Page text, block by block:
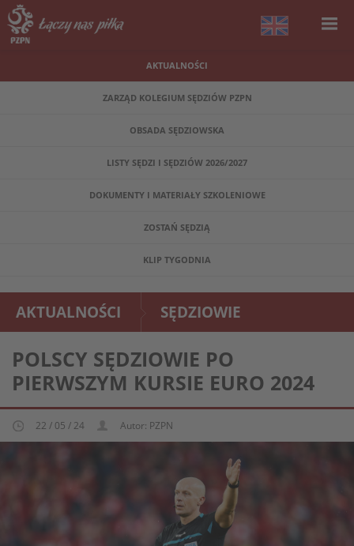
AKTUALNOŚCI
ZARZĄD KOLEGIUM SĘDZIÓW PZPN
OBSADA SĘDZIOWSKA
LISTY SĘDZI I SĘDZIÓW 2026/2027
DOKUMENTY I MATERIAŁY SZKOLENIOWE
ZOSTAŃ SĘDZIĄ
KLIP TYGODNIA
AKTUALNOŚCI SĘDZIOWIE
POLSCY SĘDZIOWIE PO
PIERWSZYM KURSIE EURO 2024
22 / 05 / 24 Autor: PZPN